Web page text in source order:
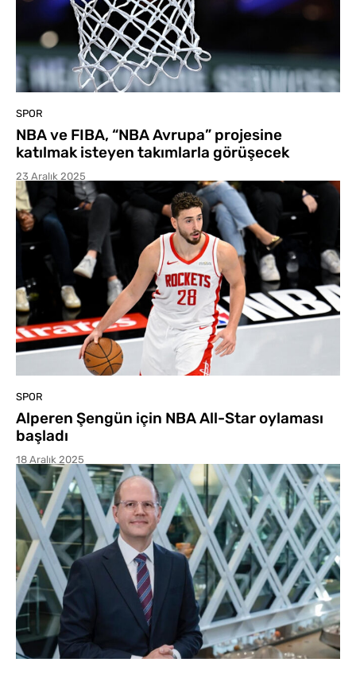
SPOR
NBA ve FIBA, “NBA Avrupa” projesine
katılmak isteyen takımlarla görüşecek
23 Aralık 2025
SPOR
Alperen Şengün için NBA All-Star oylaması
başladı
18 Aralık 2025